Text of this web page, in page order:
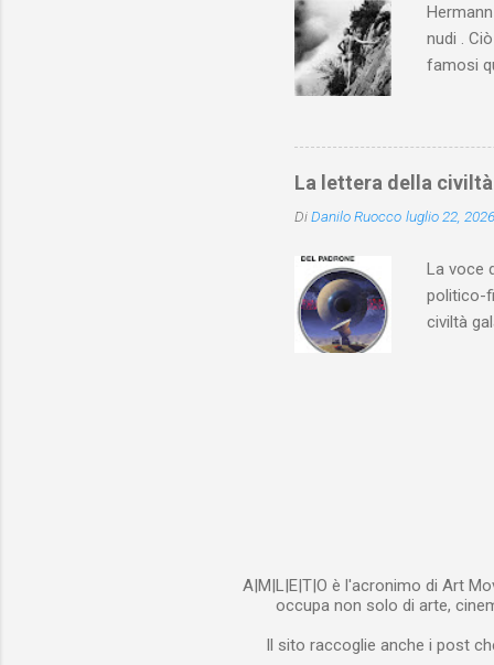
nudi .
famosi
a
è,
posare
lettori .
La lettera della
DiDanilo Ruocco luglio 22, 2026
La voce
politico-
civiltà
A|M|L|E|T|O è l'acronimo di Art
occupa non solo di arte,
Il sito raccoglie anche i post